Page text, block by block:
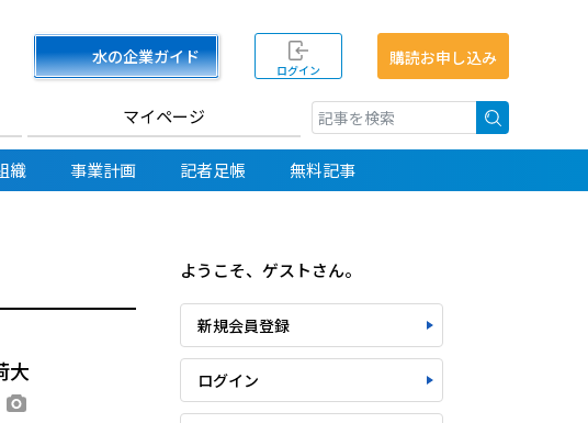
水の企業ガイド
ログイン
購読お申し込み
マイページ
織 事業計画 記者足帳 無料記事
大
ようこそ、ゲストさん。
新規会員登録
ログイン